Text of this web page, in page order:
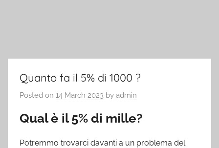
Quanto fa il 5% di 1000 ?
Posted on 14 March 2023 by admin
Qual è il 5% di mille?
Potremmo trovarci davanti a un problema del